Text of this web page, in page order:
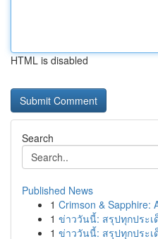
HTML is disabled
Search
Published News
1 Crimson & Sapphire:
1 ข่าววันนี้: สรุปทุกประ
1 ข่าววันนี้: สรุปทุกประ